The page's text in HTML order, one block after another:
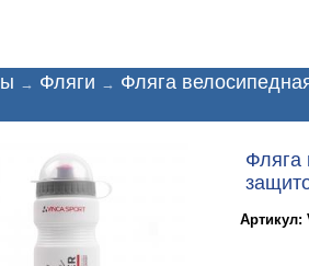
→ Фляги → Фляга
Фляга
Артикул: